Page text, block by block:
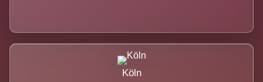
Köln